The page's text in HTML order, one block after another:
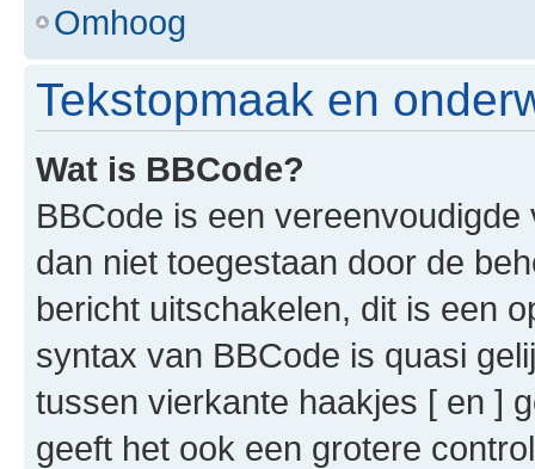
Omhoog
Tekstopmaak en
Wat is BBCode?
BBCode is een
dan niet toegestaan door de
bericht uitschakelen, dit is een
syntax van BBCode is quasi
tussen vierkante haakjes [ en ]
geeft het ook een grotere